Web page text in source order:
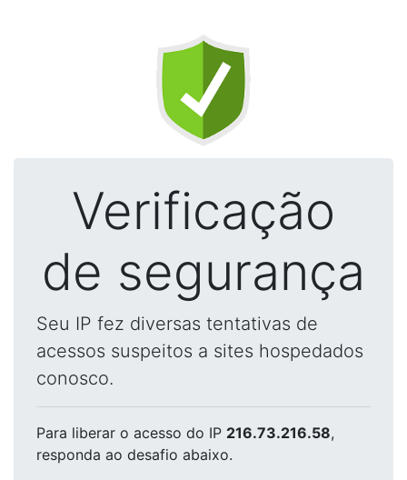
Verificação
de segurança
Seu IP fez diversas tentativas de
acessos suspeitos a sites hospedados
conosco.
Para liberar o acesso do IP 216.73.216.58,
responda ao desafio abaixo.